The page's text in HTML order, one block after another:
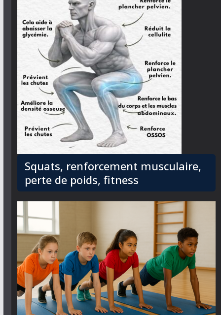
Squats, renforcement musculaire,
perte de poids, fitness